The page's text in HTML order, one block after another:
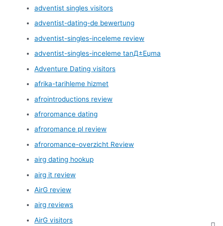
adventist singles visitors
adventist-dating-de bewertung
adventist-singles-inceleme review
adventist-singles-inceleme tanД±Еџma
Adventure Dating visitors
afrika-tarihleme hizmet
afrointroductions review
afroromance dating
afroromance pl review
afroromance-overzicht Review
airg dating hookup
airg it review
AirG review
airg reviews
AirG visitors